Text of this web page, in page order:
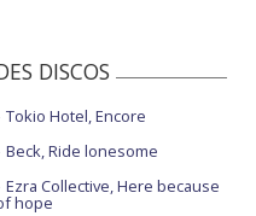
DISCOS
Tokio Hotel, Encore
Beck, Ride lonesome
Ezra Collective, Here because
hope